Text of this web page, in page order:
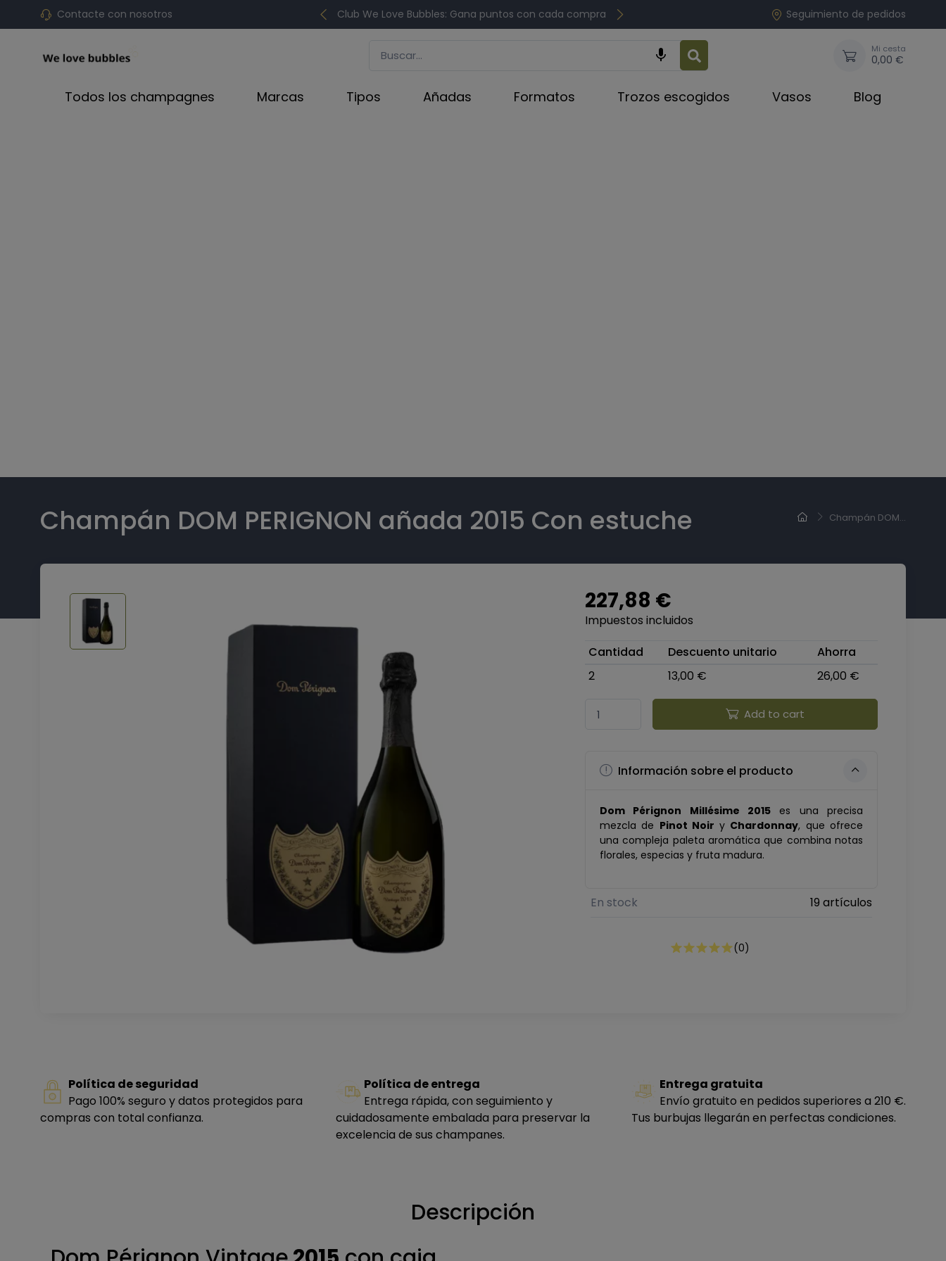
Contacte con nosotros Club We Love Bubbles: Gana puntos con cada compra Seguimiento de pedidos
 Mi cesta
0,00 €
Todos los champagnes Marcas Tipos Añadas Formatos Trozos escogidos Vasos Blog
Champán DOM...
Champán DOM PERIGNON añada 2015 Con estuche
227,88 €
Impuestos incluidos
Cantidad
Descuento unitario
Ahorra
2
13,00 € 26,00 €
Add to cart
Información sobre el producto
Dom Pérignon Millésime 2015es una precisa
mezcla de Pinot Noir y Chardonnay, que ofrece
una compleja paleta aromática que combina notas
florales, especias y fruta madura.
En stock 19 artículos
(0)
Política de seguridad
Pago 100% seguro y datos protegidos para
compras con total confianza.
Política de entrega
Entrega rápida, con seguimiento y
cuidadosamente embalada para preservar la
excelencia de sus champanes.
Entrega gratuita
Envío gratuito en pedidos superiores a 210 €.
Tus burbujas llegarán en perfectas condiciones.
Descripción